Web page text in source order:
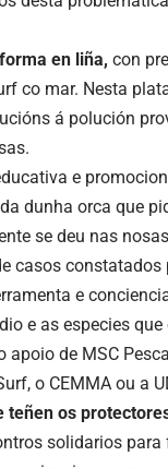
en liña, con
co mar. Nesta
á polución
e
dunha orca que
se deu nas
casos
e
e as especies
de MSC
o CEMMA ou a
teñen os
solidarios para